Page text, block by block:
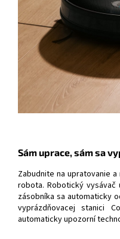
Sám uprace, sám sa
Zabudnite na upratovanie
robota. Robotický
zásobníka sa automaticky
vyprázdňovacej stanici
automaticky upozorní